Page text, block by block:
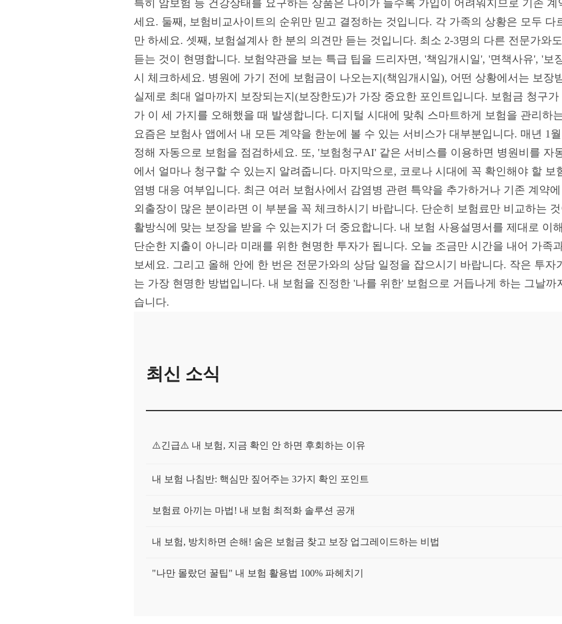
특히 암보험 등 건강상태를 요구하는 상품은 나이가 들수록 가입이 어려워지므로 기존
세요. 둘째, 보험비교사이트의 순위만 믿고 결정하는 것입니다. 각 가족의 상황은 모두 다
만 하세요. 셋째, 보험설계사 한 분의 의견만 듣는 것입니다. 최소 2-3명의 다른 전문가와
듣는 것이 현명합니다. 보험약관을 보는 특급 팁을 드리자면, '책임개시일', '면책사유', '보
시 체크하세요. 병원에 가기 전에 보험금이 나오는지(책임개시일), 어떤 상황에서는 보장
실제로 최대 얼마까지 보장되는지(보장한도)가 가장 중요한 포인트입니다. 보험금 청구
가 이 세 가지를 오해했을 때 발생합니다. 디지털 시대에 맞춰 스마트하게 보험을 관리하
요즘은 보험사 앱에서 내 모든 계약을 한눈에 볼 수 있는 서비스가 대부분입니다. 매년 1
정해 자동으로 보험을 점검하세요. 또, '보험청구AI' 같은 서비스를 이용하면 병원비를 자
에서 얼마나 청구할 수 있는지 알려줍니다. 마지막으로, 코로나 시대에 꼭 확인해야 할 보
염병 대응 여부입니다. 최근 여러 보험사에서 감염병 관련 특약을 추가하거나 기존 계약
외출장이 많은 분이라면 이 부분을 꼭 체크하시기 바랍니다. 단순히 보험료만 비교하는
활방식에 맞는 보장을 받을 수 있는지가 더 중요합니다. 내 보험 사용설명서를 제대로 이
단순한 지출이 아니라 미래를 위한 현명한 투자가 됩니다. 오늘 조금만 시간을 내어 가족
보세요. 그리고 올해 안에 한 번은 전문가와의 상담 일정을 잡으시기 바랍니다. 작은 투자
는 가장 현명한 방법입니다. 내 보험을 진정한 '나를 위한' 보험으로 거듭나게 하는 그날까
습니다.
최신 소식
⚠️긴급⚠️ 내 보험, 지금 확인 안 하면 후회하는 이유
내 보험 나침반: 핵심만 짚어주는 3가지 확인 포인트
보험료 아끼는 마법! 내 보험 최적화 솔루션 공개
내 보험, 방치하면 손해! 숨은 보험금 찾고 보장 업그레이드하는 비법
"나만 몰랐던 꿀팁" 내 보험 활용법 100% 파헤치기